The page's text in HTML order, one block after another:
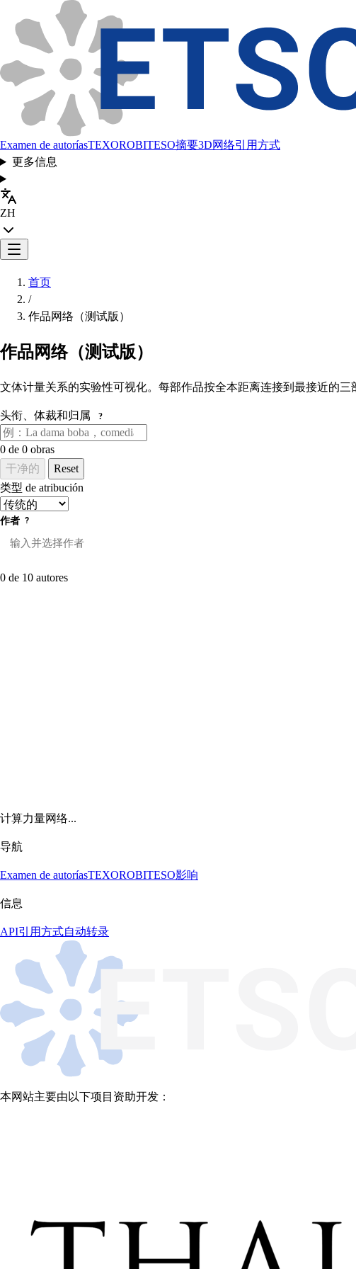
Examen de autoríasTEXOROBITESO摘要3D网络引用方式
更多信息
ZH
首页
/
作品网络（测试版）
作品网络（测试版）
文体计量关系的实验性可视化。每部作品按全本距离连接到最接近的三
头衔、体裁和归属 ?
0 de 0 obras
干净的
Reset
类型 de atribución
作者 ?
0 de 10 autores
计算力量网络...
导航
Examen de autoríasTEXOROBITESO影响
信息
API引用方式自动转录
本网站主要由以下项目资助开发：